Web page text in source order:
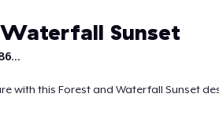
Sunset
with this Forest and Waterfall Sunset